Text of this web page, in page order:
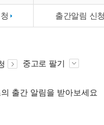
출간알림 신청
중고로 팔기
출간 알림을 받아보세요